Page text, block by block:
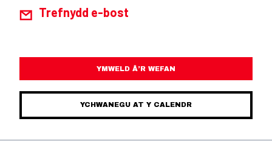
Trefnydd e-bost
YMWELD Â’R WEFAN
YCHWANEGU AT Y CALENDR